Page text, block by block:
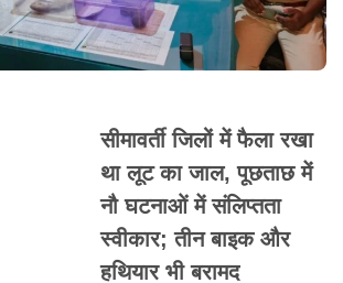
सीमावर्ती जिलों में फैला रखा
था लूट का जाल, पूछताछ में
नौ घटनाओं में संलिप्तता
स्वीकार; तीन बाइक और
हथियार भी बरामद